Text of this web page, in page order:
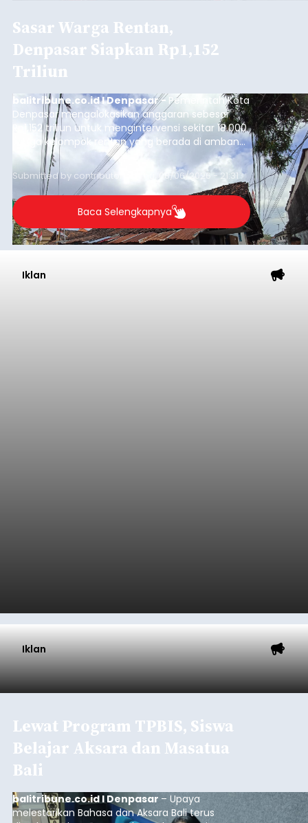
Sasar Warga Rentan,
Denpasar Siapkan Rp1,152
Triliun
balitribune.co.id I Denpasar - Pemerintah Kota
Denpasar mengalokasikan anggaran sebesar
Rp1,152 triliun untuk mengintervensi sekitar 18.000
warga kelompok rentan yang berada di ambang
garis kemiskinan. Langkah strategis ini diambil
guna menjaga masyarakat yang berada pada
kelompok desil 5 dan 6 tersebut agar tidak
merosot ke kategori miskin.
Submitted by contributor Thu, 08/06/2026 - 21:31
Baca Selengkapnya
Iklan
Iklan
Lewat Program TPBIS, Siswa
Belajar Aksara dan Masatua
Bali
balitribune.co.id I Denpasar – Upaya
melestarikan Bahasa dan Aksara Bali terus